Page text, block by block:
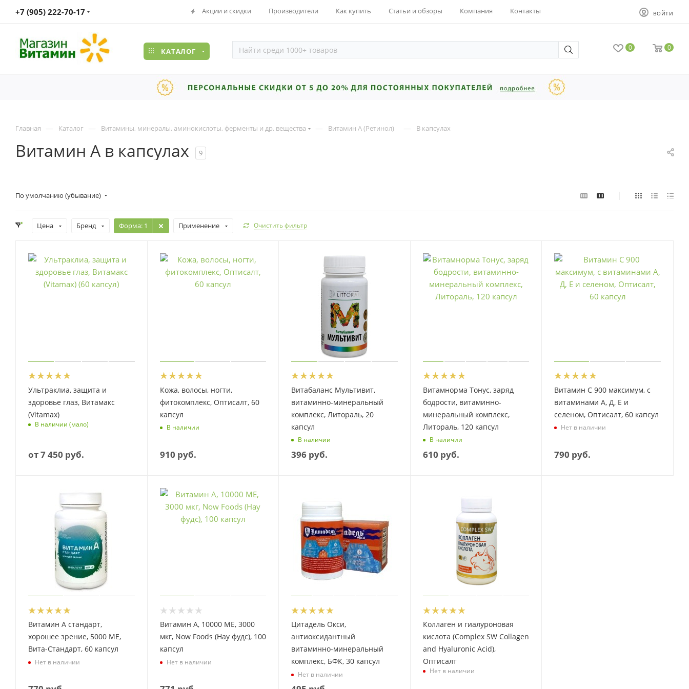
+7 (905) 222-70-17 Акции и скидки Производители Как купить Статьи и обзоры Компания Контакты ВОЙТИ
КАТАЛОГ 0 0
Главная — Каталог — Витамины, минералы, аминокислоты, ферменты и др. вещества — Витамин А (Ретинол) — В капсулах
Витамин A в капсулах 9
По умолчанию (убывание)
Цена Бренд Форма: 1 Применение Очистить фильтр
Ультраклиа, защита и
здоровье глаз, Витамакс
(Vitamax)
В наличии (мало)
от7 450 руб.
Кожа, волосы, ногти,
фитокомплекс, Оптисалт, 60
капсул
В наличии
910 руб.
Витабаланс Мультивит,
витаминно-минеральный
комплекс, Литораль, 20
капсул
В наличии
396 руб.
Витамнорма Тонус, заряд
бодрости, витаминно-
минеральный комплекс,
Литораль, 120 капсул
В наличии
610 руб.
Витамин С 900 максимум, с
витаминами А, Д, Е и
селеном, Оптисалт, 60 капсул
Нет в наличии
790 руб.
Витамин А стандарт,
хорошее зрение, 5000 МЕ,
Вита-Стандарт, 60 капсул
Нет в наличии
Витамин А, 10000 МЕ, 3000
мкг, Now Foods (Нау фудс), 100
капсул
Нет в наличии
Цитадель Окси,
антиоксидантный
витаминно-минеральный
комплекс, БФК, 30 капсул
Нет в наличии
Коллаген и гиалуроновая
кислота (Complex SW Collagen
and Hyaluronic Acid),
Оптисалт
Нет в наличии